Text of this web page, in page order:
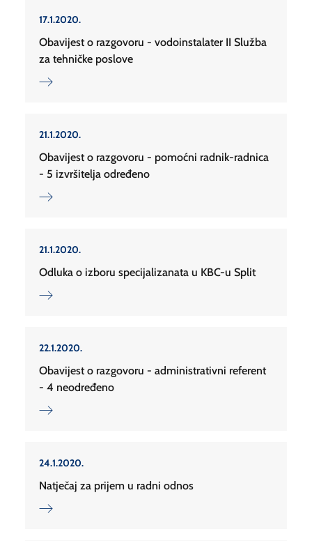
17.1.2020.
Obavijest o razgovoru - vodoinstalater II Služba
za tehničke poslove
21.1.2020.
Obavijest o razgovoru - pomoćni radnik-radnica
- 5 izvršitelja određeno
21.1.2020.
Odluka o izboru specijalizanata u KBC-u Split
22.1.2020.
Obavijest o razgovoru - administrativni referent
- 4 neodređeno
24.1.2020.
Natječaj za prijem u radni odnos